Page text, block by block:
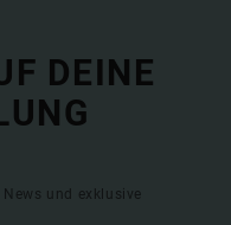
DEINE
und exklusive